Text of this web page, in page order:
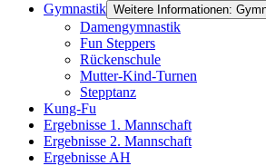
Gymnastik Weitere Informationen:
Damengymnastik
Fun Steppers
Rückenschule
Mutter-Kind-Turnen
Stepptanz
Kung-Fu
Ergebnisse 1. Mannschaft
Ergebnisse 2. Mannschaft
Ergebnisse AH